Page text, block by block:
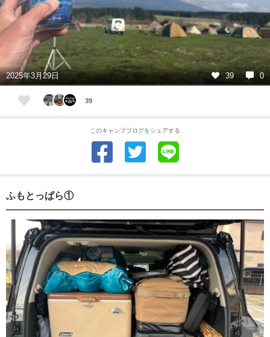
2025年3月29日 39 0
39
このキャンプブログをシェアする
ふもとっぱら①